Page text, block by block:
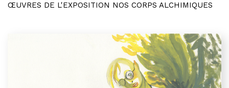
ŒUVRES DE L'EXPOSITION NOS CORPS ALCHIMIQUES